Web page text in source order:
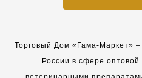
Торговый Дом «Гама-Маркет»
России в сфере оптовой